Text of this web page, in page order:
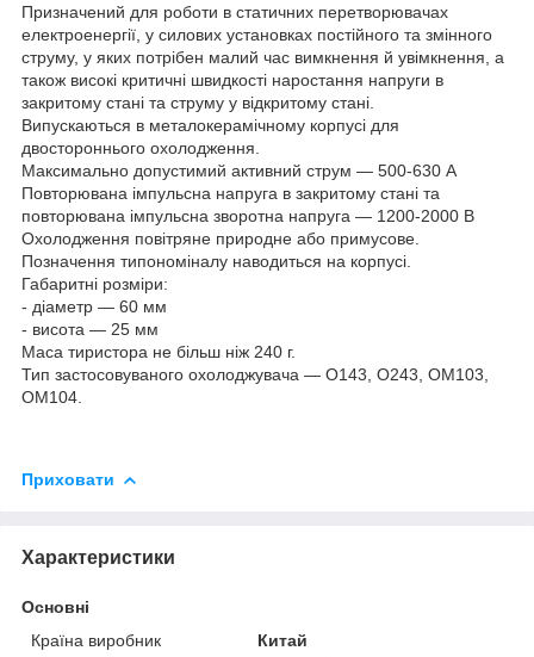
Призначений для роботи в статичних перетворювачах
електроенергії, у силових установках постійного та змінного
струму, у яких потрібен малий час вимкнення й увімкнення, а
також високі критичні швидкості наростання напруги в
закритому стані та струму у відкритому стані.
Випускаються в металокерамічному корпусі для
двостороннього охолодження.
Максимально допустимий активний струм — 500-630 А
Повторювана імпульсна напруга в закритому стані та
повторювана імпульсна зворотна напруга — 1200-2000 В
Охолодження повітряне природне або примусове.
Позначення типономіналу наводиться на корпусі.
Габаритні розміри:
- діаметр — 60 мм
- висота — 25 мм
Маса тиристора не більш ніж 240 г.
Тип застосовуваного охолоджувача — О143, О243, ОМ103,
ОМ104.
Приховати
Характеристики
Основні
Країна виробник
Китай